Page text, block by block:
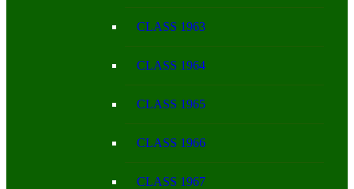
CLASS 1963
CLASS 1964
CLASS 1965
CLASS 1966
CLASS 1967